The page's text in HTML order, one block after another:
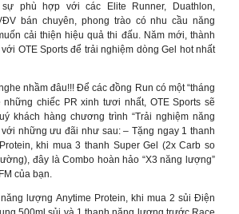
phù hợp với các Elite Runner, Duathlon,
bán chuyên, phong trào có nhu cầu năng
cải thiện hiệu quả thi đấu. Năm mới, thành
OTE Sports để trải nghiệm dòng Gel hot nhất
nhầm đâu!!! Để các đồng Run có một “tháng
chiếc PR xinh tươi nhất, OTE Sports sẽ
khách hàng chương trình “Trải nghiệm năng
với những ưu đãi như sau: – Tặng ngay 1 thanh
khi mua 3 thanh Super Gel (2x Carb so
đây là Combo hoàn hảo “X3 năng lượng”
của bạn.
lượng Anytime Protein, khi mua 2 sủi Điện